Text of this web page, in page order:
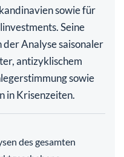
sowie für
Seine
der Analyse saisonaler
antizyklischem
sowie
in Krisenzeiten.
des gesamten